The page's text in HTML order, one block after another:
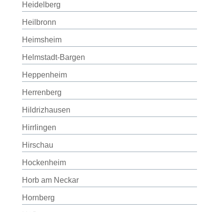
Heidelberg
Heilbronn
Heimsheim
Helmstadt-Bargen
Heppenheim
Herrenberg
Hildrizhausen
Hirrlingen
Hirschau
Hockenheim
Horb am Neckar
Hornberg